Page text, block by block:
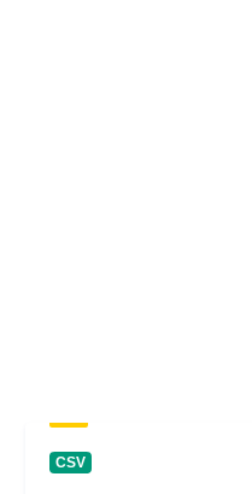
CSV